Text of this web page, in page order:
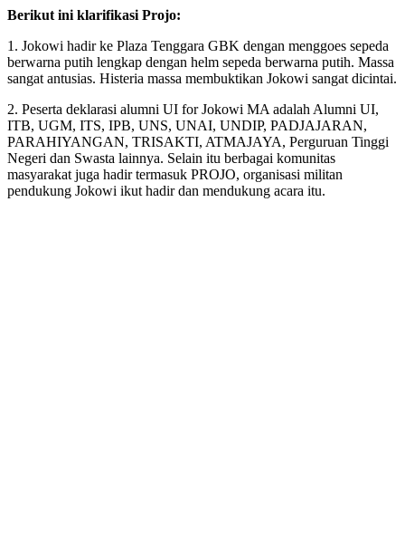
Berikut ini klarifikasi Projo:
1. Jokowi hadir ke Plaza Tenggara GBK dengan menggoes sepeda
berwarna putih lengkap dengan helm sepeda berwarna putih. Massa
sangat antusias. Histeria massa membuktikan Jokowi sangat dicintai.
2. Peserta deklarasi alumni UI for Jokowi MA adalah Alumni UI,
ITB, UGM, ITS, IPB, UNS, UNAI, UNDIP, PADJAJARAN,
PARAHIYANGAN, TRISAKTI, ATMAJAYA, Perguruan Tinggi
Negeri dan Swasta lainnya. Selain itu berbagai komunitas
masyarakat juga hadir termasuk PROJO, organisasi militan
pendukung Jokowi ikut hadir dan mendukung acara itu.